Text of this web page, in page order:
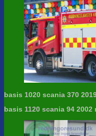
basis 1020 scania 370
basis 1120 scania 94